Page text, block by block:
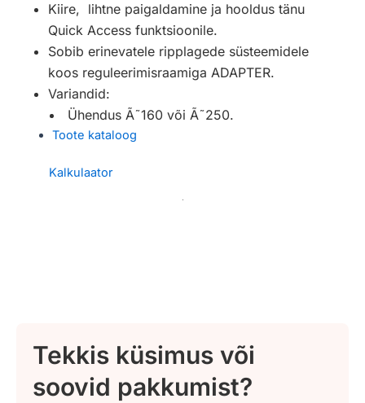
Kiire, lihtne paigaldamine ja hooldus tänu
Quick Access funktsioonile.
Sobib erinevatele ripplagede süsteemidele
koos reguleerimisraamiga ADAPTER.
Variandid:
Ühendus Ã˜160 või Ã˜250.
Toote kataloog
Kalkulaator
Tekkis küsimus või
soovid pakkumist?